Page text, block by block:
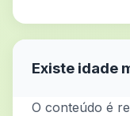
Existe idade
O conteúdo é